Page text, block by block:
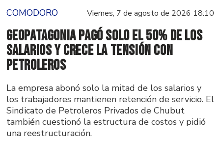
COMODORO Viernes, 7 de agosto de 2026 18:10
GeoPatagonia pagó solo el 50% de los
salarios y crece la tensión con
Petroleros
La empresa abonó solo la mitad de los salarios y
los trabajadores mantienen retención de servicio. El
Sindicato de Petroleros Privados de Chubut
también cuestionó la estructura de costos y pidió
una reestructuración.